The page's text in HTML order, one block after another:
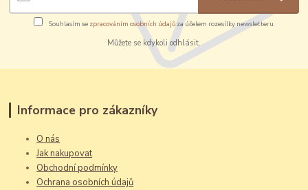
Souhlasím se zpracováním osobních údajůza účelem rozesílky newsletteru.
Můžete se kdykoli odhlásit.
Informace pro zákazníky
O nás
Jak nakupovat
Obchodní podmínky
Ochrana osobních údajů